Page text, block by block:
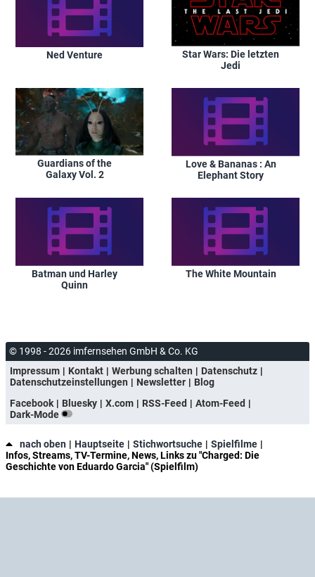
Ned Venture
Star Wars: Die letzten
Jedi
Guardians of the
Galaxy Vol. 2
Love & Bananas : An
Elephant Story
Batman und Harley
Quinn
The White Mountain
© 1998 - 2026 imfernsehen GmbH & Co. KG
Impressum
Kontakt Werbung schalten
Datenschutz
Datenschutzeinstellungen
Newsletter
Blog
Facebook
Bluesky X.com RSS-Feed
Atom-Feed
Dark-Mode
nach oben Hauptseite Stichwortsuche
Spielfilme
Infos, Streams, TV-Termine, News, Links zu "Charged: Die
Geschichte von Eduardo Garcia" (Spielfilm)